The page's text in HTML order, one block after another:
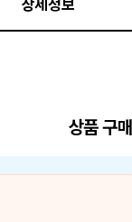
상세정보
상품 구